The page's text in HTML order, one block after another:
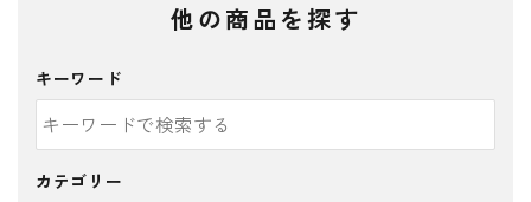
他の商品を探す
キーワード
カテゴリー